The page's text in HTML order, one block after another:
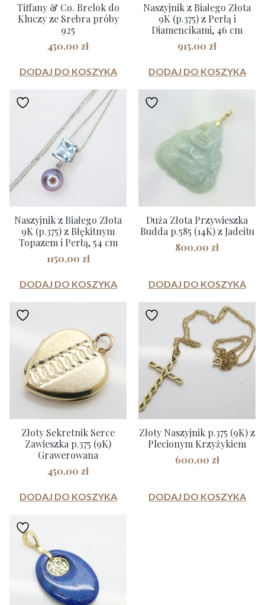
Tiffany & Co. Brelok do
Kluczy ze Srebra próby
925
450,00 zł
DODAJ DO KOSZYKA
Naszyjnik z Białego Złota
9K (p.375) z Perłą i
Diamencikami, 46 cm
915,00 zł
DODAJ DO KOSZYKA
Naszyjnik z Białego Złota
9K (p.375) z Błękitnym
Topazem i Perłą, 54 cm
1150,00 zł
DODAJ DO KOSZYKA
Duża Złota Przywieszka
Budda p.585 (14K) z Jadeitu
800,00 zł
DODAJ DO KOSZYKA
Złoty Sekretnik Serce
Zawieszka p.375 (9K)
Grawerowana
450,00 zł
DODAJ DO KOSZYKA
Złoty Naszyjnik p.375 (9K) z
Plecionym Krzyżykiem
600,00 zł
DODAJ DO KOSZYKA